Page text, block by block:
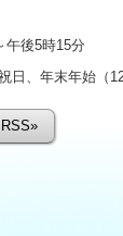
午後5時15分
日、年末年始（
RSS»